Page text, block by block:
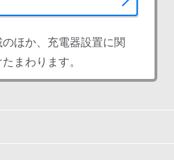
ほか、充電器設置に関
まわります。